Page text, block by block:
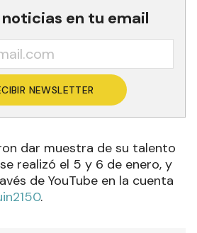
noticias en tu email
NEWSLETTER
dar muestra de su talento
realizó el 5 y 6 de enero, y
de YouTube en la cuenta
.